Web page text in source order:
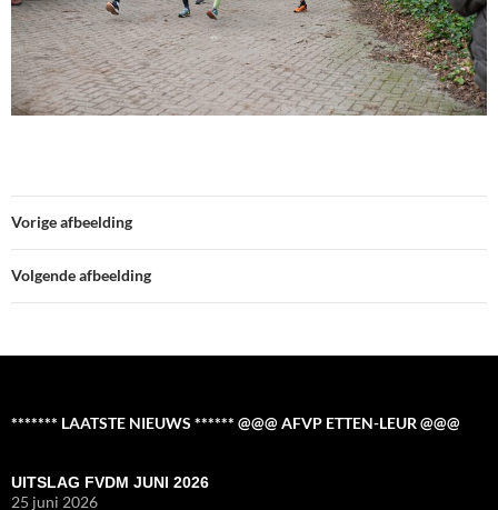
Vorige afbeelding
Volgende afbeelding
******* LAATSTE NIEUWS ****** @@@ AFVP ETTEN-LEUR @@@
UITSLAG FVDM JUNI 2026
25 juni 2026